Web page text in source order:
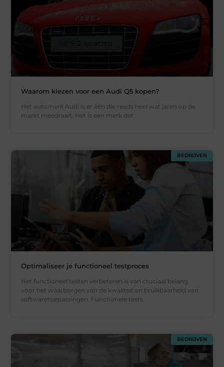
Waarom kiezen voor een Audi Q5 kopen?
Het automerk Audi is er één die reeds heel wat jaren op de
markt meedraait. Het is een merk dat
BEDRIJVEN
Optimaliseer je functioneel testproces
Het functioneel testen verbeteren is van cruciaal belang
voor het waarborgen van de kwaliteit en bruikbaarheid van
softwaretoepassingen. Functionele tests
BEDRIJVEN